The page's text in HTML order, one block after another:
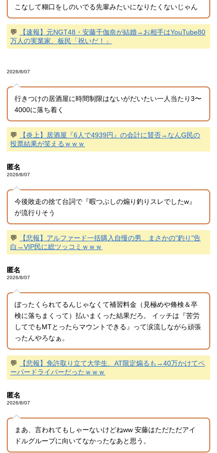
こなして糊口をしのいでる先輩みたいになりたくないじゃん
💬
【速報】元NGT48・安藤千伽奈が結婚→お相手はYouTube80
万人の実業家、板民「祝いだ！」
2026/8/07
行きつけの居酒屋に時間制限はないがだいたい一人当たり3〜
4000に落ち着く
💬
【炎上】居酒屋『6人で4939円』の会計に賛否→なんG民の
投票結果が笑えるｗｗｗ
匿名
2026/8/07
今後敗走の捨て台詞で『暇つぶしの煽り釣りスレでしたw』
が流行りそう
💬
【悲報】アルファード一括購入自慢の男、まさかの"釣り"告
白→VIP民に総ツッコミｗｗｗ
匿名
2026/8/07
ぼったくられてるんじゃなくて補習料金（見極めや脩検＆卒
検に落ちまくって）払いまくった結果だろ。 イッチは『苦労
してでもMTとったらマウントできる』って涙流しながら頑張
ったんやろなぁ。
💬
【悲報】免許取り立て大学生、AT限定煽るも→40万かけてペ
ーパードライバーだったｗｗｗ
匿名
2026/8/07
まあ、言われてもしゃーないけどねww 安藤はただただアイ
ドルグループに向いてなかったなあと思う。